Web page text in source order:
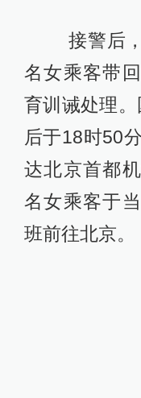
接警后，
名女乘客带
育训诫处理
后于18时50
达北京首都
名女乘客于
班前往北京。